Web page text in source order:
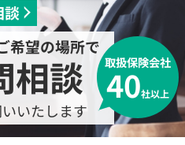
談
希望の場所で
相談
いたします
取扱保険会社
40社以上